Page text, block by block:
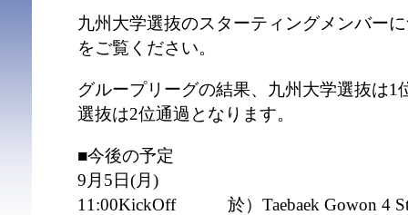
九州大学選抜のスターティングメンバー
をご覧ください。
グループリーグの結果、九州大学選抜は1
選抜は2位通過となります。
■今後の予定
9月5日(月)
11:00KickOff 於）Taebaek Gowon 4